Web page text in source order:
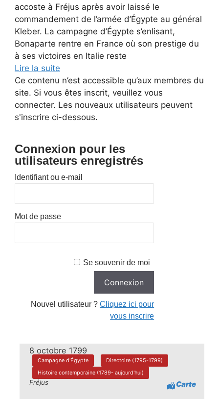
accoste à Fréjus après avoir laissé le
commandement de l’armée d’Égypte au général
Kleber. La campagne d’Égypte s’enlisant,
Bonaparte rentre en France où son prestige du
à ses victoires en Italie reste
Lire la suite
Ce contenu n’est accessible qu’aux membres du
site. Si vous êtes inscrit, veuillez vous
connecter. Les nouveaux utilisateurs peuvent
s'inscrire ci-dessous.
Connexion pour les
utilisateurs enregistrés
Identifiant ou e-mail
Mot de passe
Se souvenir de moi
Nouvel utilisateur ?Cliquez ici pour
vous inscrire
8 octobre 1799
Campagne d'Égypte
Directoire (1795-1799)
Histoire contemporaine (1789- aujourd'hui)
Fréjus Carte